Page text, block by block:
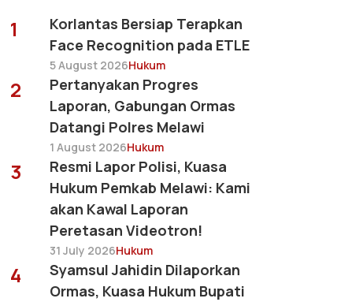
1
Korlantas Bersiap Terapkan
Face Recognition pada ETLE
5 August 2026Hukum
2
Pertanyakan Progres
Laporan, Gabungan Ormas
Datangi Polres Melawi
1 August 2026Hukum
3
Resmi Lapor Polisi, Kuasa
Hukum Pemkab Melawi: Kami
akan Kawal Laporan
Peretasan Videotron!
31 July 2026Hukum
4
Syamsul Jahidin Dilaporkan
Ormas, Kuasa Hukum Bupati